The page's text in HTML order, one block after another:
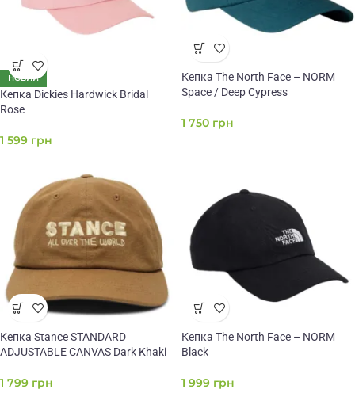
НОВИЙ
Кепка Dickies Hardwick Bridal
Rose
1 599 грн
Кепка The North Face – NORM
Space / Deep Cypress
1 750 грн
Кепка Stance STANDARD
ADJUSTABLE CANVAS Dark Khaki
1 799 грн
Кепка The North Face – NORM
Black
1 999 грн